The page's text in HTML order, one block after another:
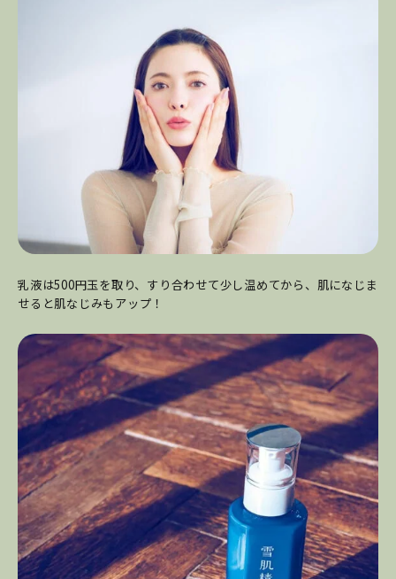
乳液は500円玉を取り、すり合わせて少し温めてから、肌になじま
せると肌なじみもアップ！